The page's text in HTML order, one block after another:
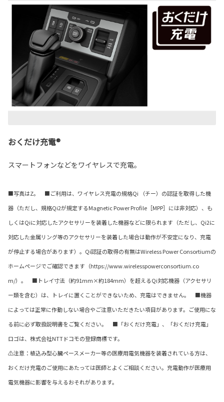
おくだけ充電®
スマートフォンなどをワイヤレスで充電。
■写真はZ。 ■ご利用は、ワイヤレス充電の規格Qi （チー）の認証を取得した機
器（ただし、規格Qi2が規定するMagnetic Power Profile［MPP］には非対応）、も
しくはQiに対応したアクセサリーを装着した機器などに限られます（ただし、Qi2に
対応した金属リング等のアクセサリーを装着した場合は動作が不安定になり、充電
が停止する場合があります）。Qi認証の取得の有無はWireless Power Consortiumの
ホームページでご確認できます（https://www.wirelesspowerconsortium.co
m/）。 ■トレイ寸法（約91mm×約184mm）を超えるQi対応機器（アクセサリ
ー類を含む）は、トレイに置くことができないため、充電はできません。 ■機器
によっては正常に作動しない場合やご注意いただきたい項目があります。ご使用にな
る前に必ず取扱説明書をご覧ください。 ■「おくだけ充電」、「おくだけ充電」
ロゴは、株式会社NTTドコモの登録商標です。
⚠注意：植込み型心臓ペースメーカー等の医療用電気機器を装着されている方は、
おくだけ充電のご使用にあたっては医師とよくご相談ください。充電動作が医療用
電気機器に影響を与えるおそれがあります。